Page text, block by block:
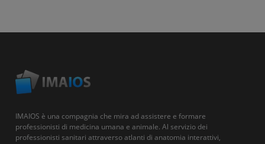
IMAIOS è una compagnia che mira ad assistere e formare
professionisti di medicina umana e animale. Al servizio dei
professionisti sanitari attraverso atlanti di anatomia interattivi,